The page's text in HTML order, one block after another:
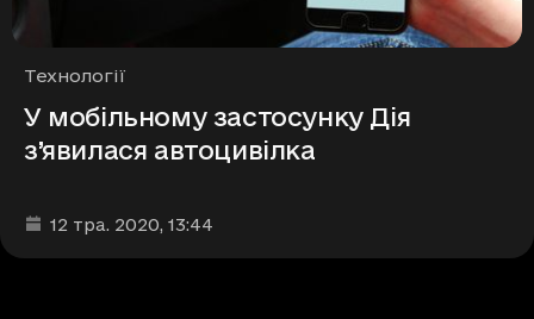
Рубрики
Технології
У мобільному застосунку Дія
з’явилася автоцивілка
Дата та час публікації
12 тра. 2020, 13:44